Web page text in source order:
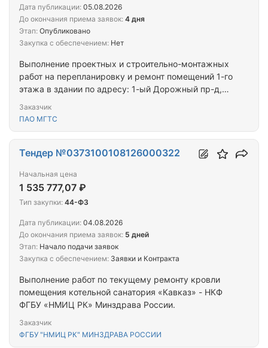
Выполнение проектных и строительно-монтажных
работ на перепланировку и ремонт помещений 1-го
этажа в здании по адресу: 1-ый Дорожный пр-д,
Заказчик
ПАО МГТС
Дата публикации: 05.08.2026
До окончания приема заявок: 4 дня
Этап: Опубликовано
Закупка с обеспечением: Нет
Выполнение работ по текущему ремонту кровли
помещения котельной санатория «Кавказ» - НКФ
ФГБУ «НМИЦ РК» Минздрава России.
Заказчик
ФГБУ "НМИЦ РК" МИНЗДРАВА РОССИИ
Тендер №0373100108126000322
Начальная цена
1 535 777,07 ₽
Тип закупки: 44-ФЗ
Дата публикации: 04.08.2026
До окончания приема заявок: 5 дней
Этап: Начало подачи заявок
Закупка с обеспечением: Заявки и Контракта